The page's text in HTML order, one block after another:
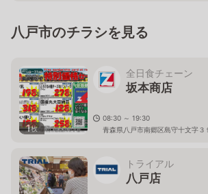
八戸市のチラシを見る
1枚
全日食チェーン
坂本商店
08:30 ～ 19:30
青森県八戸市南郷区島守十文字３
トライアル
八戸店